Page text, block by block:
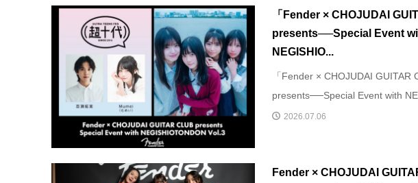
「Fender × CHOJUDAI
presents──Special Event
NEGISHIO...
「Fender × CHOJUDAI GUITAR
presents──Special Event with
2026.07.06
Fender × CHOJUDAI